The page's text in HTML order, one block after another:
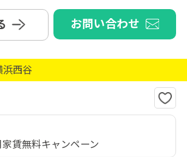
お問い合わせ
浜西谷
賃無料キャンペーン